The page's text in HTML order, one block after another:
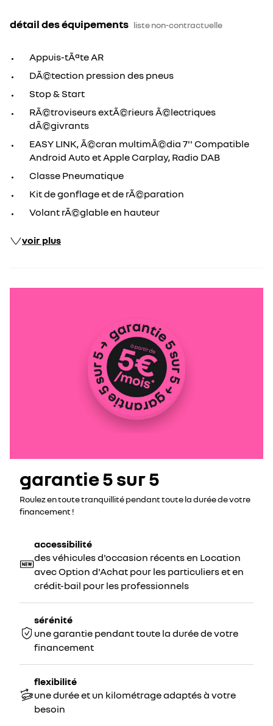
détail des équipements liste non-contractuelle
Appuis-tÃªte AR
DÃ©tection pression des pneus
Stop & Start
RÃ©troviseurs extÃ©rieurs Ã©lectriques
dÃ©givrants
EASY LINK, Ã©cran multimÃ©dia 7'' Compatible
Android Auto et Apple Carplay, Radio DAB
Classe Pneumatique
Kit de gonflage et de rÃ©paration
Volant rÃ©glable en hauteur
voir plus
garantie 5 sur 5
Roulez en toute tranquillité pendant toute la durée de votre
financement !
accessibilité
des véhicules d'occasion récents en Location
avec Option d'Achat pour les particuliers et en
crédit-bail pour les professionnels
sérénité
une garantie pendant toute la durée de votre
financement
flexibilité
une durée et un kilométrage adaptés à votre
besoin